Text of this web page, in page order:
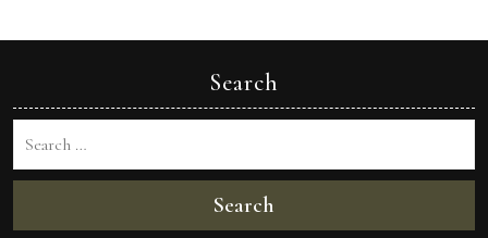
Search
Search